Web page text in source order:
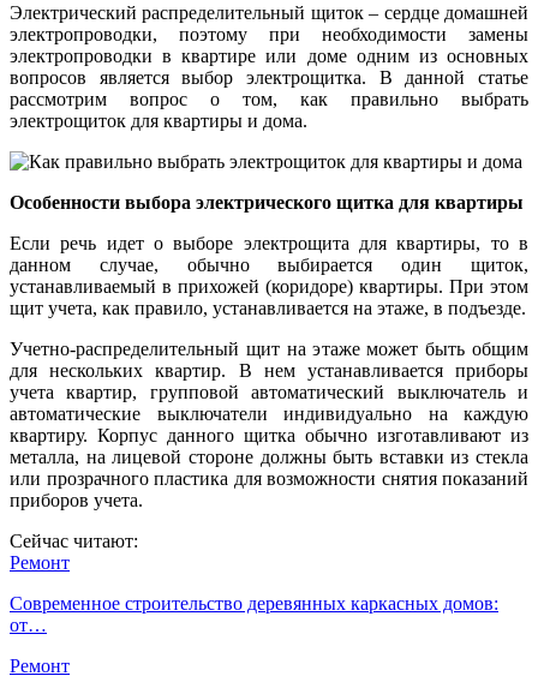
Электрический распределительный щиток – сердце домашней
электропроводки, поэтому при необходимости замены
электропроводки в квартире или доме одним из основных
вопросов является выбор электрощитка. В данной статье
рассмотрим вопрос о том, как правильно выбрать
электрощиток для квартиры и дома.
Особенности выбора электрического щитка для квартиры
Если речь идет о выборе электрощита для квартиры, то в
данном случае, обычно выбирается один щиток,
устанавливаемый в прихожей (коридоре) квартиры. При этом
щит учета, как правило, устанавливается на этаже, в подъезде.
Учетно-распределительный щит на этаже может быть общим
для нескольких квартир. В нем устанавливается приборы
учета квартир, групповой автоматический выключатель и
автоматические выключатели индивидуально на каждую
квартиру. Корпус данного щитка обычно изготавливают из
металла, на лицевой стороне должны быть вставки из стекла
или прозрачного пластика для возможности снятия показаний
приборов учета.
Сейчас читают:
Ремонт
Современное строительство деревянных каркасных домов:
от…
Ремонт